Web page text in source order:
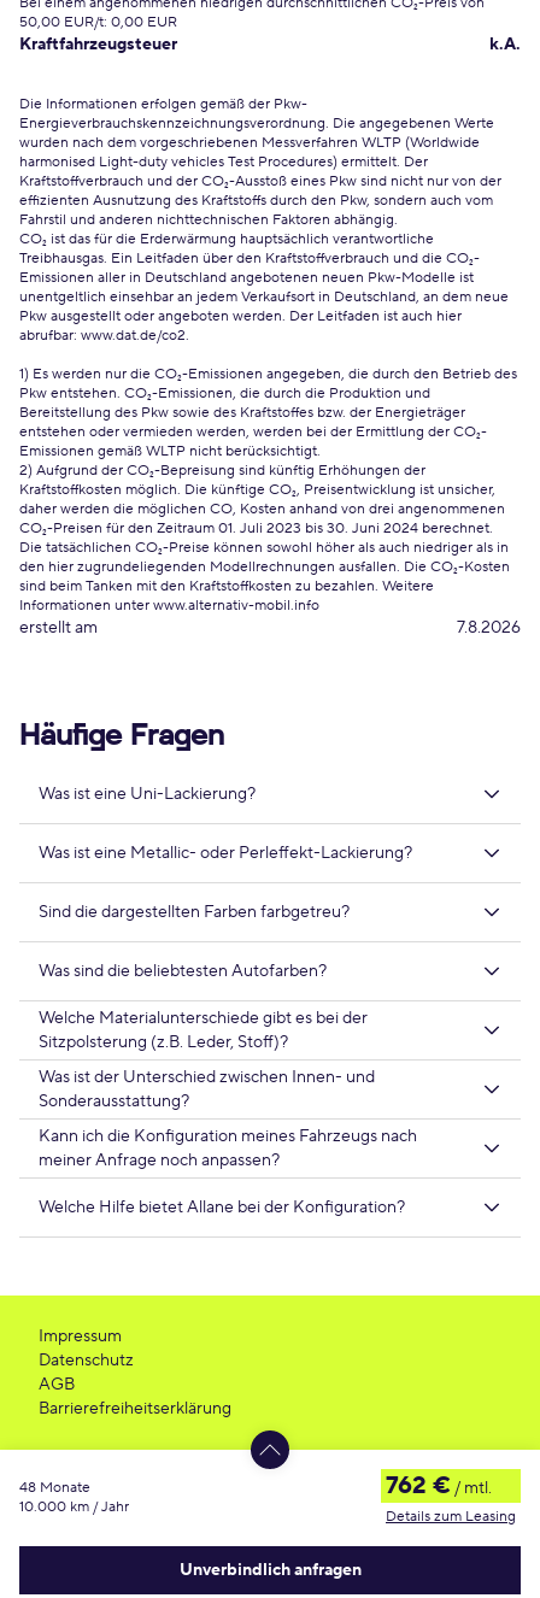
50,00 EUR/t: 0,00 EUR
Kraftfahrzeugsteuer k.A.
Die Informationen erfolgen gemäß der Pkw-
Energieverbrauchskennzeichnungsverordnung. Die angegebenen Werte
wurden nach dem vorgeschriebenen Messverfahren WLTP (Worldwide
harmonised Light-duty vehicles Test Procedures) ermittelt. Der
Kraftstoffverbrauch und der CO₂-Ausstoß eines Pkw sind nicht nur von der
effizienten Ausnutzung des Kraftstoffs durch den Pkw, sondern auch vom
Fahrstil und anderen nichttechnischen Faktoren abhängig.
CO₂ ist das für die Erderwärmung hauptsächlich verantwortliche
Treibhausgas. Ein Leitfaden über den Kraftstoffverbrauch und die CO₂-
Emissionen aller in Deutschland angebotenen neuen Pkw-Modelle ist
unentgeltlich einsehbar an jedem Verkaufsort in Deutschland, an dem neue
Pkw ausgestellt oder angeboten werden. Der Leitfaden ist auch hier
abrufbar: www.dat.de/co2.
1) Es werden nur die CO₂-Emissionen angegeben, die durch den Betrieb des
Pkw entstehen. CO₂-Emissionen, die durch die Produktion und
Bereitstellung des Pkw sowie des Kraftstoffes bzw. der Energieträger
entstehen oder vermieden werden, werden bei der Ermittlung der CO₂-
Emissionen gemäß WLTP nicht berücksichtigt.
2) Aufgrund der CO₂-Bepreisung sind künftig Erhöhungen der
Kraftstoffkosten möglich. Die künftige CO₂, Preisentwicklung ist unsicher,
daher werden die möglichen CO, Kosten anhand von drei angenommenen
CO₂-Preisen für den Zeitraum 01. Juli 2023 bis 30. Juni 2024 berechnet.
Die tatsächlichen CO₂-Preise können sowohl höher als auch niedriger als in
den hier zugrundeliegenden Modellrechnungen ausfallen. Die CO₂-Kosten
sind beim Tanken mit den Kraftstoffkosten zu bezahlen. Weitere
Informationen unter www.alternativ-mobil.info
erstellt am 7.8.2026
Häufige Fragen
Was ist eine Uni-Lackierung?
Was ist eine Metallic- oder Perleffekt-Lackierung?
Sind die dargestellten Farben farbgetreu?
Was sind die beliebtesten Autofarben?
Welche Materialunterschiede gibt es bei der
Sitzpolsterung (z.B. Leder, Stoff)?
Was ist der Unterschied zwischen Innen- und
Sonderausstattung?
Kann ich die Konfiguration meines Fahrzeugs nach
meiner Anfrage noch anpassen?
Welche Hilfe bietet Allane bei der Konfiguration?
48 Monate
10.000 km / Jahr
762 € / mtl.
Details zum Leasing
Unverbindlich anfragen
Impressum
Datenschutz
AGB
Barrierefreiheitserklärung
Es ist ein Fehler aufgetreten